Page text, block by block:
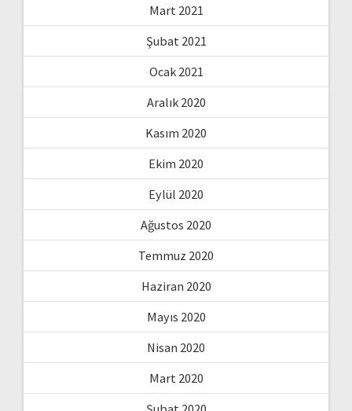
Mart 2021
Şubat 2021
Ocak 2021
Aralık 2020
Kasım 2020
Ekim 2020
Eylül 2020
Ağustos 2020
Temmuz 2020
Haziran 2020
Mayıs 2020
Nisan 2020
Mart 2020